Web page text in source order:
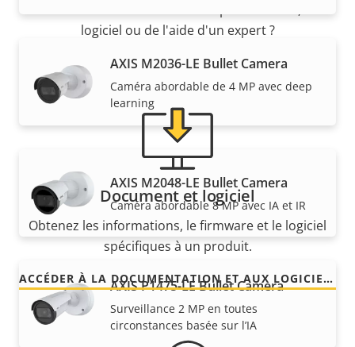
AXIS M2036-LE Bullet Camera
Caméra abordable de 4 MP avec deep
learning
AXIS M2048-LE Bullet Camera
Caméra abordable 8 MP avec IA et IR
AXIS P1475-LE Bullet Camera
Surveillance 2 MP en toutes
circonstances basée sur l’IA
logiciel ou de l'aide d'un expert ?
Document et logiciel
Obtenez les informations, le firmware et le logiciel
spécifiques à un produit.
ACCÉDER À LA DOCUMENTATION ET AUX LOGICIELS